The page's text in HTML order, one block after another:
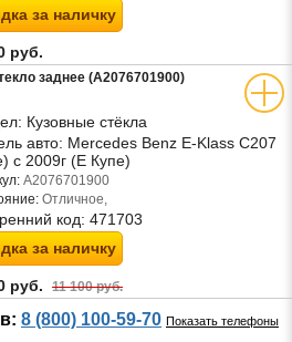
за наличку
руб.
заднее (A2076701900)
Кузовные стёкла
авто: Mercedes Benz E-Klass C207
с 2009г (Е Купе)
A2076701900
Отличное,
код: 471703
за наличку
руб. 11 100 руб.
8 (800) 100-59-70 Показать телефоны